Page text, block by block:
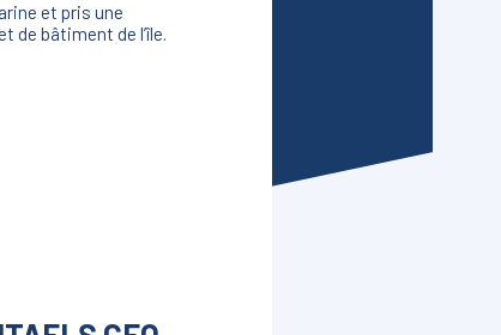
et pris une
de bâtiment de l’île.